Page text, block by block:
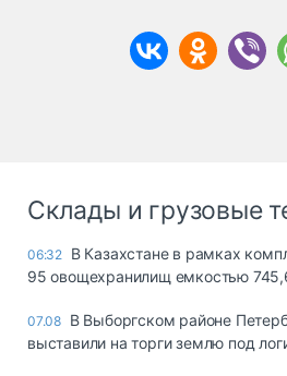
Склады и грузовые
06:32 В Казахстане в рамках
95 овощехранилищ емкостью
07.08 В Выборгском районе
выставили на торги землю под